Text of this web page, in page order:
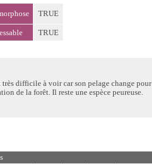
TRUE
TRUE
très difficile à voir car son pelage change pour
de la forêt. Il reste une espèce peureuse.